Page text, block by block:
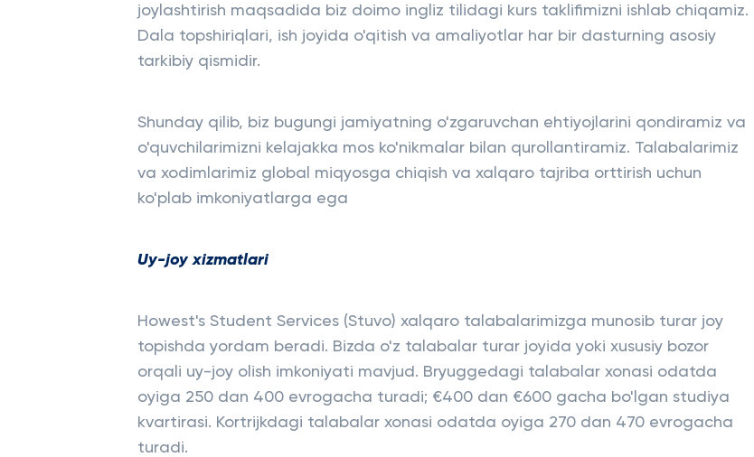
joylashtirish maqsadida biz doimo ingliz tilidagi kurs taklifimizni ishlab chiqamiz.
Dala topshiriqlari, ish joyida o'qitish va amaliyotlar har bir dasturning asosiy
tarkibiy qismidir.
Shunday qilib, biz bugungi jamiyatning o'zgaruvchan ehtiyojlarini qondiramiz va
o'quvchilarimizni kelajakka mos ko'nikmalar bilan qurollantiramiz. Talabalarimiz
va xodimlarimiz global miqyosga chiqish va xalqaro tajriba orttirish uchun
ko'plab imkoniyatlarga ega
Uy-joy xizmatlari
Howest's Student Services (Stuvo) xalqaro talabalarimizga munosib turar joy
topishda yordam beradi. Bizda o'z talabalar turar joyida yoki xususiy bozor
orqali uy-joy olish imkoniyati mavjud. Bryuggedagi talabalar xonasi odatda
oyiga 250 dan 400 evrogacha turadi; €400 dan €600 gacha bo'lgan studiya
kvartirasi. Kortrijkdagi talabalar xonasi odatda oyiga 270 dan 470 evrogacha
turadi.